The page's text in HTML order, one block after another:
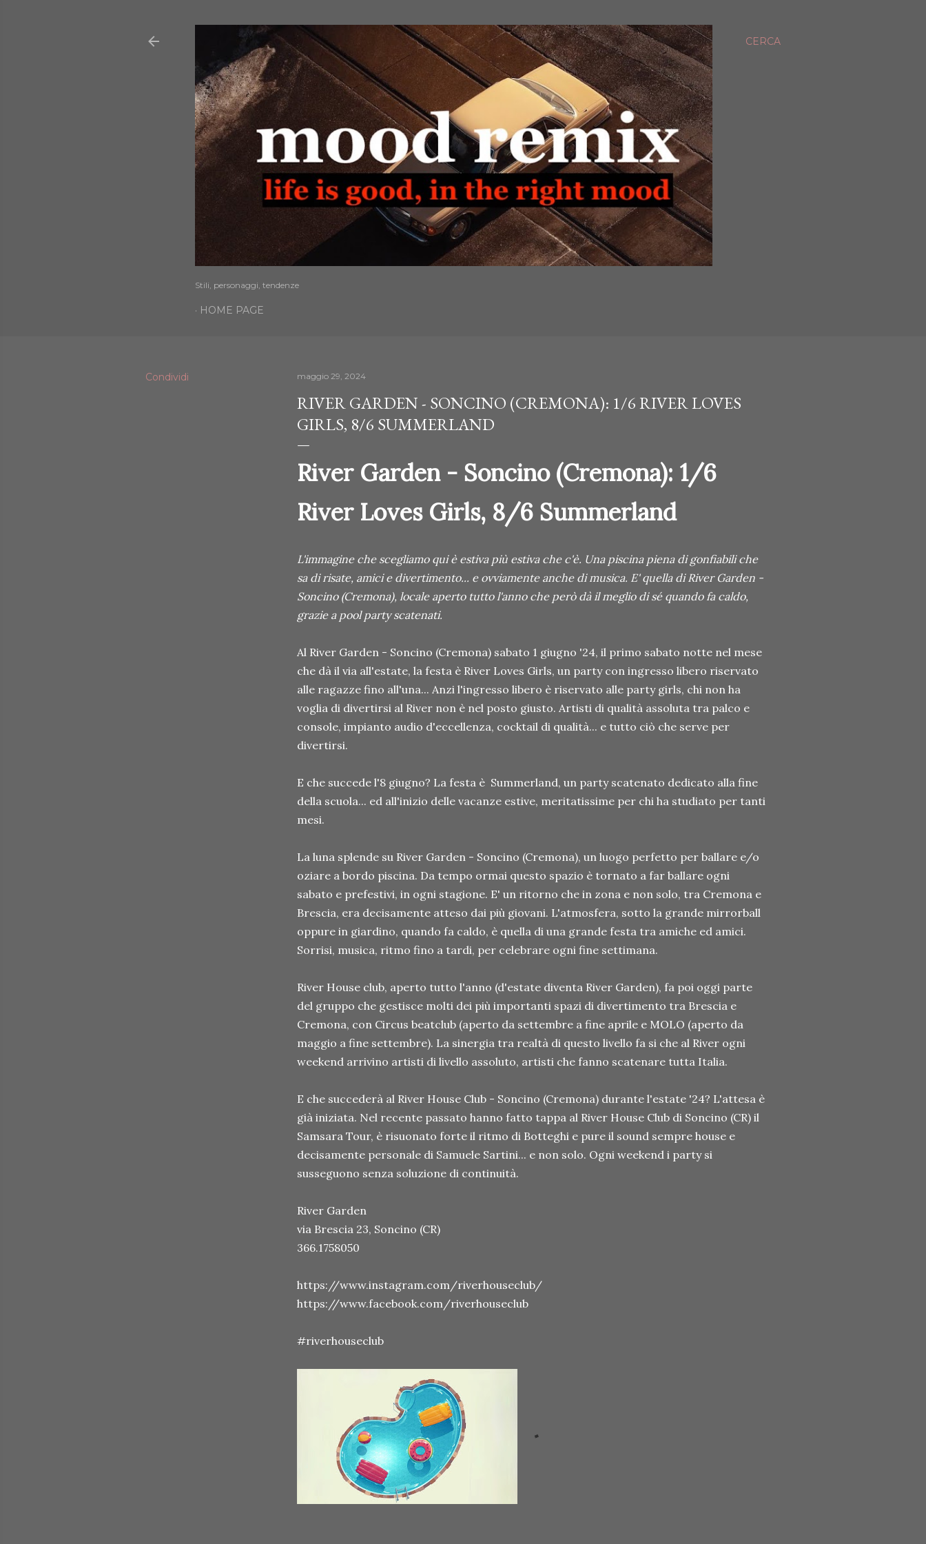
CERCA
Stili, personaggi, tendenze
HOME PAGE
Condividi maggio 29, 2024
RIVER GARDEN - SONCINO (CREMONA): 1/6 RIVER LOVES
GIRLS, 8/6 SUMMERLAND
River Garden - Soncino (Cremona): 1/6
River Loves Girls, 8/6 Summerland
L'immagine che scegliamo qui è estiva più estiva che c'è. Una piscina piena di gonfiabili che
sa di risate, amici e divertimento... e ovviamente anche di musica. E' quella di River Garden -
Soncino (Cremona), locale aperto tutto l'anno che però dà il meglio di sé quando fa caldo,
grazie a pool party scatenati.
Al River Garden - Soncino (Cremona) sabato 1 giugno '24, il primo sabato notte nel mese
che dà il via all'estate, la festa è River Loves Girls, un party con ingresso libero riservato
alle ragazze fino all'una... Anzi l'ingresso libero è riservato alle party girls, chi non ha
voglia di divertirsi al River non è nel posto giusto. Artisti di qualità assoluta tra palco e
console, impianto audio d'eccellenza, cocktail di qualità... e tutto ciò che serve per
divertirsi.
E che succede l'8 giugno? La festa è Summerland, un party scatenato dedicato alla fine
della scuola... ed all'inizio delle vacanze estive, meritatissime per chi ha studiato per tanti
mesi.
La luna splende su River Garden - Soncino (Cremona), un luogo perfetto per ballare e/o
oziare a bordo piscina. Da tempo ormai questo spazio è tornato a far ballare ogni
sabato e prefestivi, in ogni stagione. E' un ritorno che in zona e non solo, tra Cremona e
Brescia, era decisamente atteso dai più giovani. L'atmosfera, sotto la grande mirrorball
oppure in giardino, quando fa caldo, è quella di una grande festa tra amiche ed amici.
Sorrisi, musica, ritmo fino a tardi, per celebrare ogni fine settimana.
River House club, aperto tutto l'anno (d'estate diventa River Garden), fa poi oggi parte
del gruppo che gestisce molti dei più importanti spazi di divertimento tra Brescia e
Cremona, con Circus beatclub (aperto da settembre a fine aprile e MOLO (aperto da
maggio a fine settembre). La sinergia tra realtà di questo livello fa si che al River ogni
weekend arrivino artisti di livello assoluto, artisti che fanno scatenare tutta Italia.
E che succederà al River House Club - Soncino (Cremona) durante l'estate '24? L'attesa è
già iniziata. Nel recente passato hanno fatto tappa al River House Club di Soncino (CR) il
Samsara Tour, è risuonato forte il ritmo di Botteghi e pure il sound sempre house e
decisamente personale di Samuele Sartini... e non solo. Ogni weekend i party si
susseguono senza soluzione di continuità.
River Garden
via Brescia 23, Soncino (CR)
366.1758050
https://www.instagram.com/riverhouseclub/
https://www.facebook.com/riverhouseclub
#riverhouseclub